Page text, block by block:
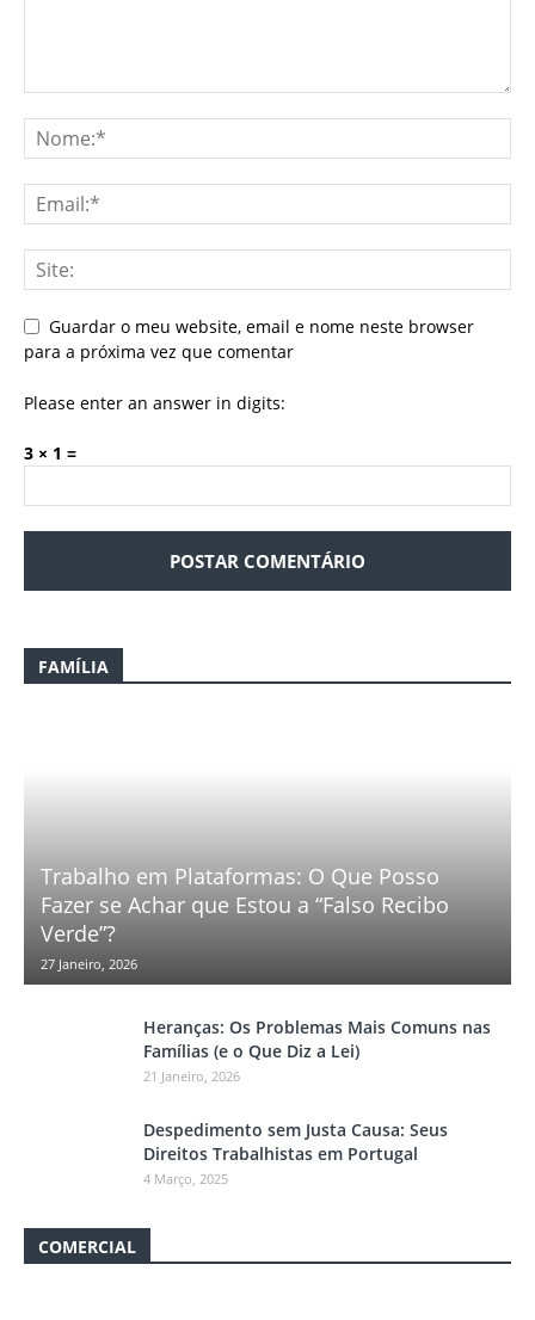
Guardar o meu website, email e nome neste browser
para a próxima vez que comentar
Please enter an answer in digits:
3 × 1 =
FAMÍLIA
Trabalho em Plataformas: O Que Posso
Fazer se Achar que Estou a “Falso Recibo
Verde”?
27 Janeiro, 2026
Heranças: Os Problemas Mais Comuns nas
Famílias (e o Que Diz a Lei)
21 Janeiro, 2026
Despedimento sem Justa Causa: Seus
Direitos Trabalhistas em Portugal
4 Março, 2025
COMERCIAL